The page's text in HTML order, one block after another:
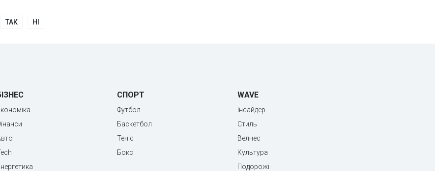
ТАК НІ
СПОРТ
Футбол
Баскетбол
Теніс
Бокс
WAVE
Інсайдер
Стиль
Велнес
Культура
Подорожі